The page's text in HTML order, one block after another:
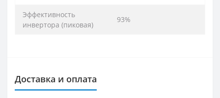
Эффективность
инвертора (пиковая)
93%
Доставка и оплата